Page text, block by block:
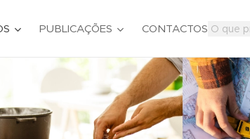
PUBLICAÇÕES CONTACTOS